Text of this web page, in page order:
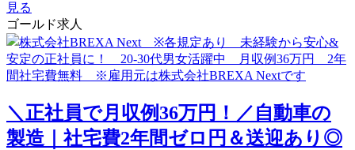
見る
ゴールド求人
＼正社員で月収例36万円！／自動車の
製造｜社宅費2年間ゼロ円＆送迎あり◎